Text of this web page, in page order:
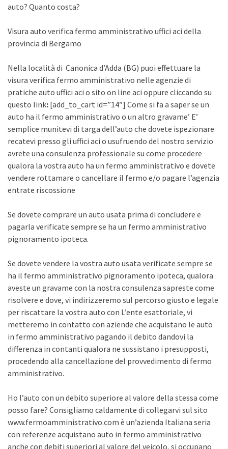
auto? Quanto costa?
Visura auto verifica fermo amministrativo uffici aci della
provincia di Bergamo
Nella località di Canonica d’Adda (BG) puoi effettuare la
visura verifica fermo amministrativo nelle agenzie di
pratiche auto uffici aci o sito on line aci oppure cliccando su
questo link: [add_to_cart id=”14″] Come si fa a saper se un
auto ha il fermo amministrativo o un altro gravame’ E’
semplice munitevi di targa dell’auto che dovete ispezionare
recatevi presso gli uffici aci o usufruendo del nostro servizio
avrete una consulenza professionale su come procedere
qualora la vostra auto ha un fermo amministrativo e dovete
vendere rottamare o cancellare il fermo e/o pagare l’agenzia
entrate riscossione
Se dovete comprare un auto usata prima di concludere e
pagarla verificate sempre se ha un fermo amministrativo
pignoramento ipoteca.
Se dovete vendere la vostra auto usata verificate sempre se
ha il fermo amministrativo pignoramento ipoteca, qualora
aveste un gravame con la nostra consulenza sapreste come
risolvere e dove, vi indirizzeremo sul percorso giusto e legale
per riscattare la vostra auto con L’ente esattoriale, vi
metteremo in contatto con aziende che acquistano le auto
in fermo amministrativo pagando il debito dandovi la
differenza in contanti qualora ne sussistano i presupposti,
procedendo alla cancellazione del provvedimento di fermo
amministrativo.
Ho l’auto con un debito superiore al valore della stessa come
posso fare? Consigliamo caldamente di collegarvi sul sito
www.fermoamministrativo.com è un’azienda Italiana seria
con referenze acquistano auto in fermo amministrativo
anche con debiti superiori al valore del veicolo, si occupano